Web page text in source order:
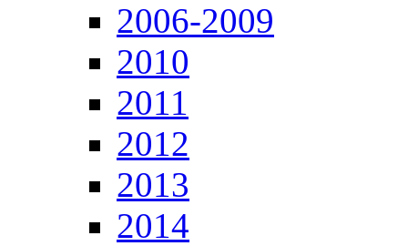
2006-2009
2010
2011
2012
2013
2014